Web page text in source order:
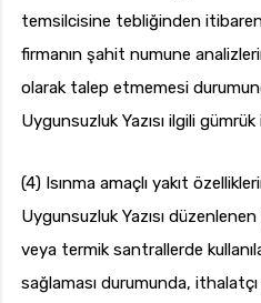
temsilcisine tebliğinden
firmanın şahit numune
olarak talep etmemesi
Uygunsuzluk Yazısı ilgili
(4) Isınma amaçlı yakıt
Uygunsuzluk Yazısı düzenlenen
veya termik santrallerde
sağlaması durumunda,